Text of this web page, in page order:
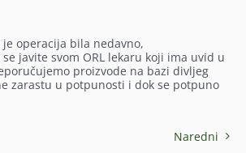
operacija bila nedavno,
javite svom ORL lekaru koji ima uvid u
proizvode na bazi divljeg
zarastu u potpunosti i dok se potpuno
Naredni